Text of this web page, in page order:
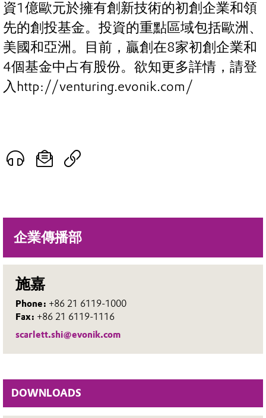
企業傳播部
施嘉
Phone: +86 21 6119-1000
Fax: +86 21 6119-1116
scarlett.shi@evonik.com
DOWNLOADS
資1億歐元於擁有創新技術的初創企業和領
先的創投基金。投資的重點區域包括歐洲、
美國和亞洲。目前，贏創在8家初創企業和
4個基金中占有股份。欲知更多詳情，請登
入http://venturing.evonik.com/